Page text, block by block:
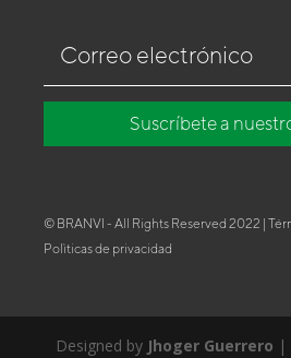
Suscríbete a
© BRANVI - All Rights Reserved 2022 |
Polìticas de privacidad
Designed by Jhoger Guerrero |